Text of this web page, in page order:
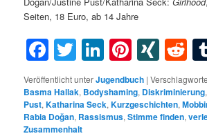
Seiten, 18 Euro, ab 14 Jahre
Facebook
Twitter
LinkedIn
Veröffentlicht unterJugendbuch |
Basma Hallak, Bodyshaming, Diskriminierung
Pust,Katharina Seck,Kurzgeschichten,
Rabia Doğan, Rassismus,Stimme finden,
Zusammenhalt